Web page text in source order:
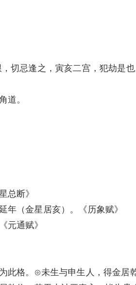
切忌逢之，寅亥二宫，犯劫是
道。
总断》
年（金星居亥）。《历象赋》
元通赋》
此格。⊙未生与申生人，得金居